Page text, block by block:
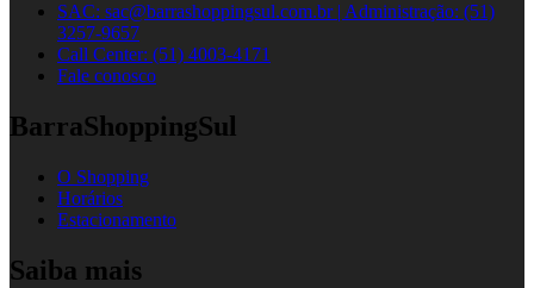
SAC: sac@barrashoppingsul.com.br | Administração: (51)
3257-9657
Call Center: (51) 4003-4171
Fale conosco
BarraShoppingSul
O Shopping
Horários
Estacionamento
Saiba mais